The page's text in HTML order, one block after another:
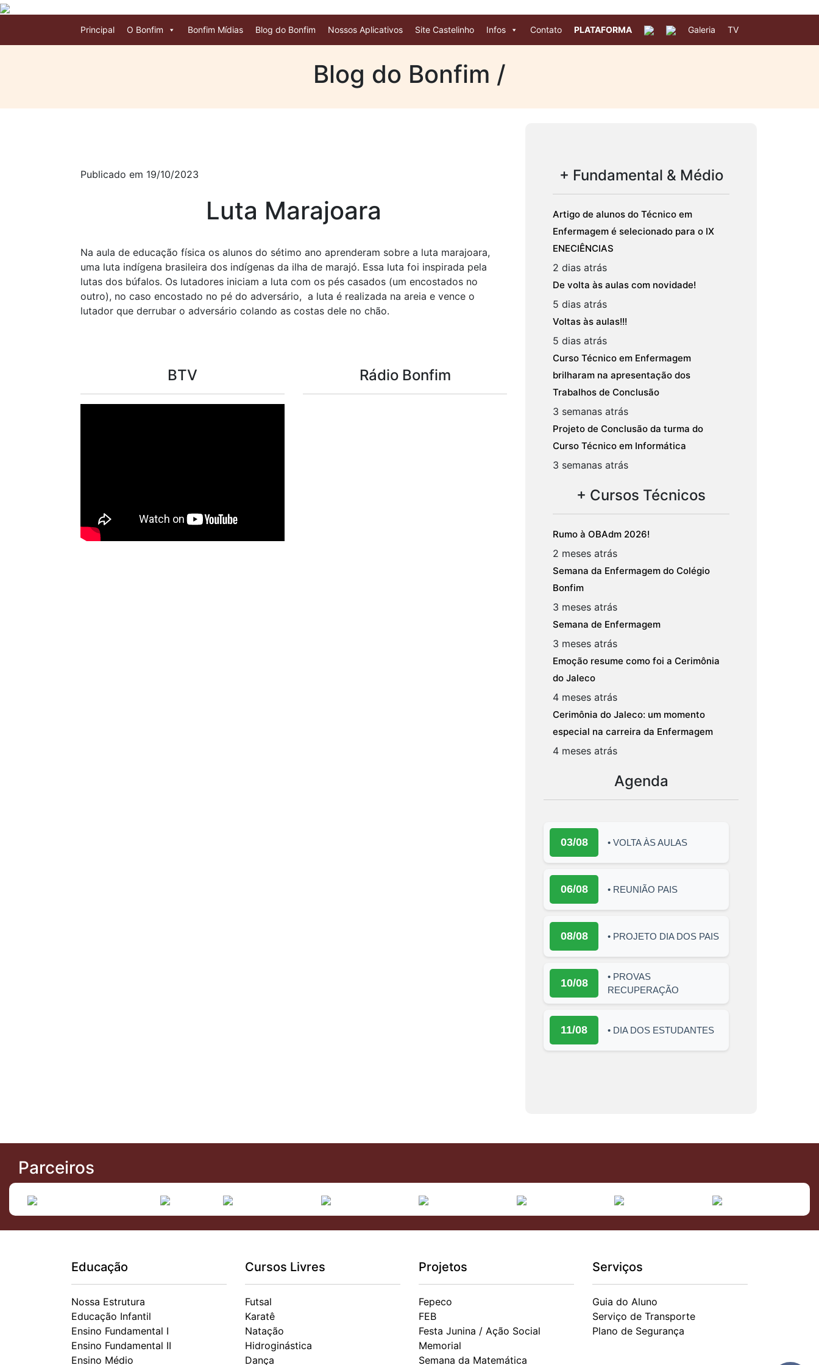
Principal O Bonfim Bonfim Mídias Blog do Bonfim Nossos Aplicativos Site Castelinho Infos Contato PLATAFORMA Galeria TV
Blog do Bonfim /
Publicado em 19/10/2023
Luta Marajoara
Na aula de educação física os alunos do sétimo ano aprenderam sobre a luta marajoara,
uma luta indígena brasileira dos indígenas da ilha de marajó. Essa luta foi inspirada pela
lutas dos búfalos. Os lutadores iniciam a luta com os pés casados (um encostados no
outro), no caso encostado no pé do adversário, a luta é realizada na areia e vence o
lutador que derrubar o adversário colando as costas dele no chão.
BTV Rádio Bonfim
+ Fundamental & Médio
Artigo de alunos do Técnico em
Enfermagem é selecionado para o IX
ENECIÊNCIAS
2 dias atrás
De volta às aulas com novidade!
5 dias atrás
Voltas às aulas!!!
5 dias atrás
Curso Técnico em Enfermagem
brilharam na apresentação dos
Trabalhos de Conclusão
3 semanas atrás
Projeto de Conclusão da turma do
Curso Técnico em Informática
3 semanas atrás
+ Cursos Técnicos
Rumo à OBAdm 2026!
2 meses atrás
Semana da Enfermagem do Colégio
Bonfim
3 meses atrás
Semana de Enfermagem
3 meses atrás
Emoção resume como foi a Cerimônia
do Jaleco
4 meses atrás
Cerimônia do Jaleco: um momento
especial na carreira da Enfermagem
4 meses atrás
Agenda
03/08 • VOLTA ÀS AULAS
06/08 • REUNIÃO PAIS
08/08 • PROJETO DIA DOS PAIS
10/08
• PROVAS
RECUPERAÇÃO
11/08 • DIA DOS ESTUDANTES
Parceiros
Educação
Nossa Estrutura
Educação Infantil
Ensino Fundamental I
Ensino Fundamental II
Ensino Médio
Cursos Livres
Futsal
Karatê
Natação
Hidroginástica
Dança
Projetos
Fepeco
FEB
Festa Junina / Ação Social
Memorial
Semana da Matemática
Serviços
Guia do Aluno
Serviço de Transporte
Plano de Segurança